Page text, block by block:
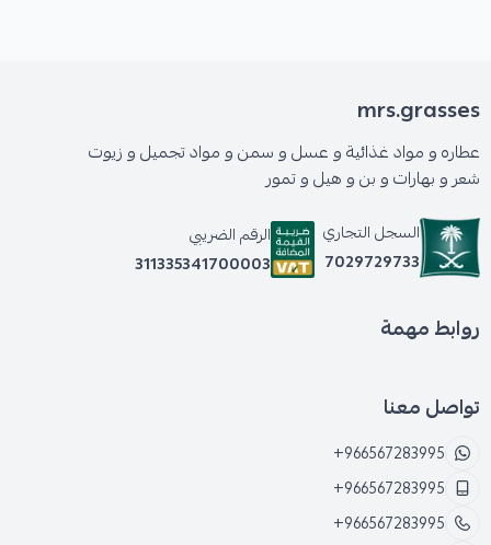
mrs.grasses
عطاره و مواد غذائية و عسل و سمن و مواد تجميل و زيوت
شعر و بهارات و بن و هيل و تمور
السجل التجاري
7029729733
الرقم الضريبي
311335341700003
روابط مهمة
تواصل معنا
+966567283995
+966567283995
+966567283995